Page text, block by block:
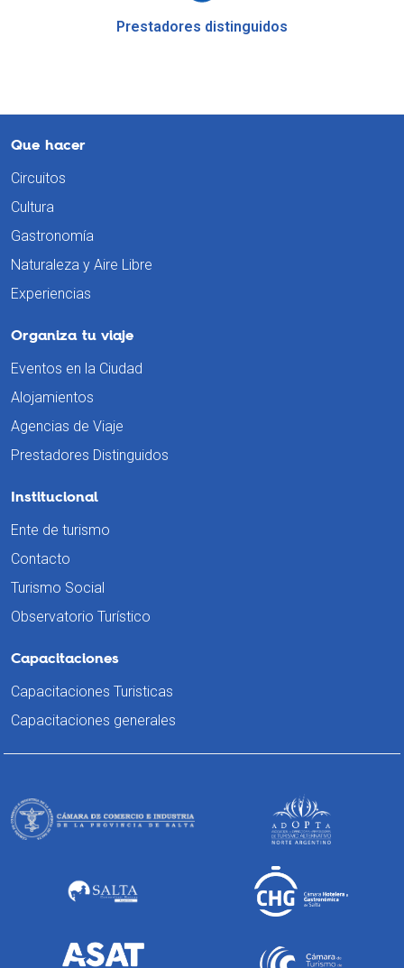
Prestadores distinguidos
Que hacer
Circuitos
Cultura
Gastronomía
Naturaleza y Aire Libre
Experiencias
Organiza tu viaje
Eventos en la Ciudad
Alojamientos
Agencias de Viaje
Prestadores Distinguidos
Institucional
Ente de turismo
Contacto
Turismo Social
Observatorio Turístico
Capacitaciones
Capacitaciones Turisticas
Capacitaciones generales